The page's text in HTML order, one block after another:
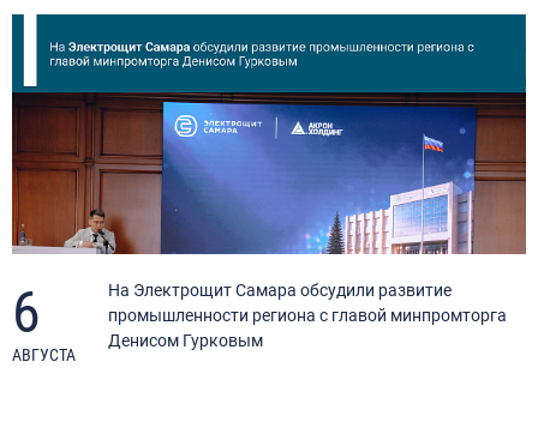
6
АВГУСТА
На Электрощит Самара обсудили развитие
промышленности региона с главой минпромторга
Денисом Гурковым